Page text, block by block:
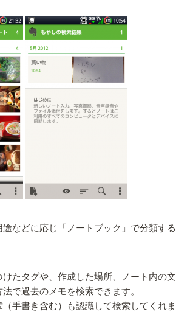
などに応じ「ノートブック」で分類する
けたタグや、作成した場所、ノート内の文
で過去のメモを検索できます。
手書き含む）も認識して検索してくれま